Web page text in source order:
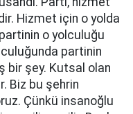
Hizmet için o yolda
o yolculuğu
partinin
bir şey. Kutsal olan
Biz bu şehrin
Çünkü insanoğlu